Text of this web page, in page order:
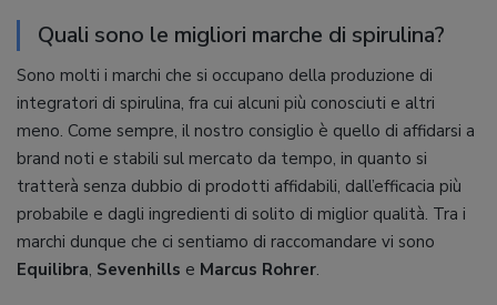
Quali sono le migliori marche di spirulina?
Sono molti i marchi che si occupano della produzione di
integratori di spirulina, fra cui alcuni più conosciuti e altri
meno. Come sempre, il nostro consiglio è quello di affidarsi a
brand noti e stabili sul mercato da tempo, in quanto si
tratterà senza dubbio di prodotti affidabili, dall’efficacia più
probabile e dagli ingredienti di solito di miglior qualità. Tra i
marchi dunque che ci sentiamo di raccomandare vi sono
Equilibra, Sevenhills e Marcus Rohrer.